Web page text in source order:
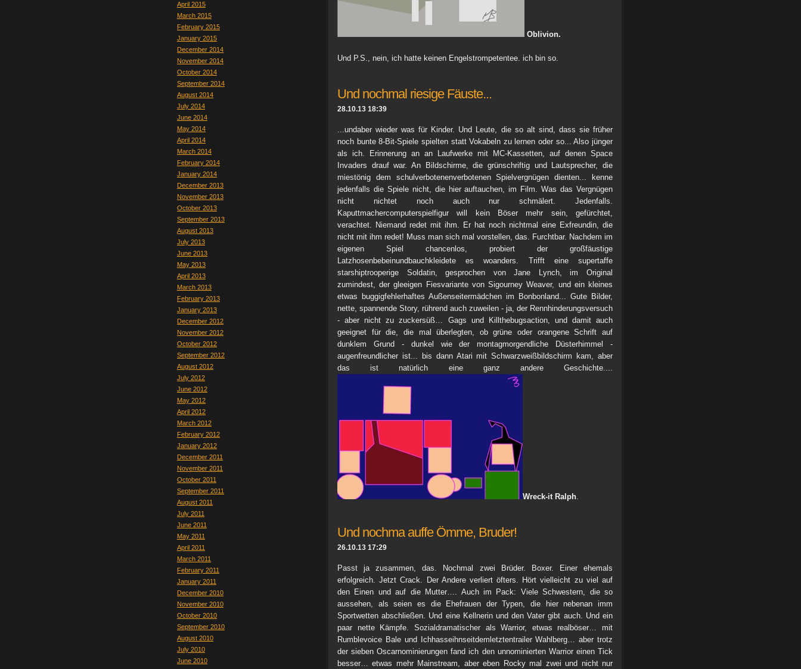
April 2015
March 2015
February 2015
January 2015
December 2014
November 2014
October 2014
September 2014
August 2014
July 2014
June 2014
May 2014
April 2014
March 2014
February 2014
January 2014
December 2013
November 2013
October 2013
September 2013
August 2013
July 2013
June 2013
May 2013
April 2013
March 2013
February 2013
January 2013
December 2012
November 2012
October 2012
September 2012
August 2012
July 2012
June 2012
May 2012
April 2012
March 2012
February 2012
January 2012
December 2011
November 2011
October 2011
September 2011
August 2011
July 2011
June 2011
May 2011
April 2011
March 2011
February 2011
January 2011
December 2010
November 2010
October 2010
September 2010
August 2010
July 2010
June 2010
Oblivion.
Und P.S., nein, ich hatte keinen Engelstrompetentee. ich bin so.
Und nochmal riesige Fäuste...
28.10.13 18:39
...undaber wieder was für Kinder. Und Leute, die so alt sind, dass sie früher
noch bunte 8-Bit-Spiele spielten statt Vokabeln zu lernen oder so... Also jünger
als ich. Erinnerung an an Laufwerke mit MC-Kassetten, auf denen Space
Invaders drauf war. An Bildschirme, die grünschriftig und Lautsprecher, die
miestönig dem schulverbotenenverbotenen Spielvergnügen dienten... kenne
jedenfalls die Spiele nicht, die hier auftauchen, im Film. Was das Vergnügen
nicht nichtet noch auch nur schmälert. Jedenfalls.
Kaputtmachercomputerspielfigur will kein Böser mehr sein, gefürchtet,
verachtet. Niemand redet mit ihm. Er hat noch nichtmal eine Exfreundin, die
nicht mit ihm redet! Muss man sich mal vorstellen, das. Furchtbar. Nachdem im
eigenen Spiel chancenlos, probiert der großfäustige
Latzhosenbebeinundbauchkleidete es woanders. Trifft eine supertaffe
starshiptrooperige Soldatin, gesprochen von Jane Lynch, im Original
zumindest, der gleeigen Fiesvariante von Sigourney Weaver, und ein kleines
etwas buggigfehlerhaftes Außenseitermädchen im Bonbonland... Gute Bilder,
nette, spannende Story, rührend auch zuweilen - ja, der Rennhinderungsversuch
- aber nicht zu zuckersüß… Gags und Killthebugsaction, und damit auch
geeignet für die, die mal überlegten, ob grüne oder orangene Schrift auf
dunklem Grund - dunkel wie der montagmorgendliche Düsterhimmel -
augenfreundlicher ist... bis dann Atari mit Schwarzweißbildschirm kam, aber
das ist natürlich eine ganz andere Geschichte....
Wreck-it Ralph.
Und nochma auffe Ömme, Bruder!
26.10.13 17:29
Passt ja zusammen, das. Nochmal zwei Brüder. Boxer. Einer ehemals
erfolgreich. Jetzt Crack. Der Andere verliert öfters. Hört vielleicht zu viel auf
den Einen und auf die Mutter…. Auch im Pack: Viele Schwestern, die so
aussehen, als seien es die Ehefrauen der Typen, die hier nebenan imm
Sportwetten abschließen. Und eine Kellnerin und den Vater gibt auch. Und ein
paar nette Kämpfe. Sozialdramatischer als Warrior, etwas realböser… mit
Rumblevoice Bale und Ichhasseihnseitdemletztentrailer Wahlberg… aber trotz
der sieben Oscarnominierungen fand ich den unnominierten Warrior einen Tick
besser… etwas mehr Mainstream, aber eben Rocky mal zwei und nicht nur